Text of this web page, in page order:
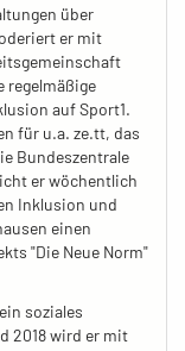
über
er mit
regelmäßige
auf Sport1.
für u.a. ze.tt, das
Bundeszentrale
er wöchentlich
Inklusion und
einen
"Die Neue Norm"
soziales
2018 wird er mit